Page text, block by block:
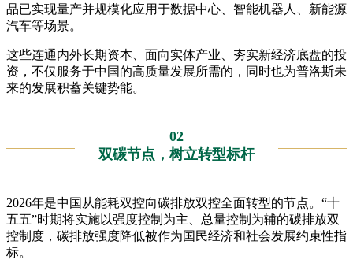
品已实现量产并规模化应用于数据中心、智能机器人、新能源
汽车等场景。
这些连通内外长期资本、面向实体产业、夯实新经济底盘的投
资，不仅服务于中国的高质量发展所需的，同时也为普洛斯未
来的发展积蓄关键势能。
02
双碳节点，树立转型标杆
2026年是中国从能耗双控向碳排放双控全面转型的节点。“十
五五”时期将实施以强度控制为主、总量控制为辅的碳排放双
控制度，碳排放强度降低被作为国民经济和社会发展约束性指
标。